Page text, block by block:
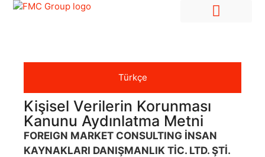
Türkçe
Kişisel Verilerin Korunması
Kanunu Aydınlatma Metni
FOREIGN MARKET CONSULTING İNSAN
KAYNAKLARI DANIŞMANLIK TİC. LTD. ŞTİ.